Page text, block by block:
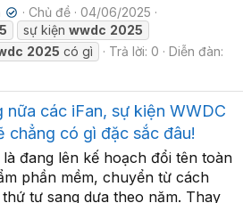
✔ Chủ đề
04/06/2025
sự kiện wwdc 2025
2025 có gì Trả lời: 0
Diễn đàn:
nữa các iFan, sự kiện WWDC
chẳng có gì đặc sắc đâu!
đang lên kế hoạch đổi tên toàn
phần mềm, chuyển từ cách
tự sang dựa theo năm. Thay